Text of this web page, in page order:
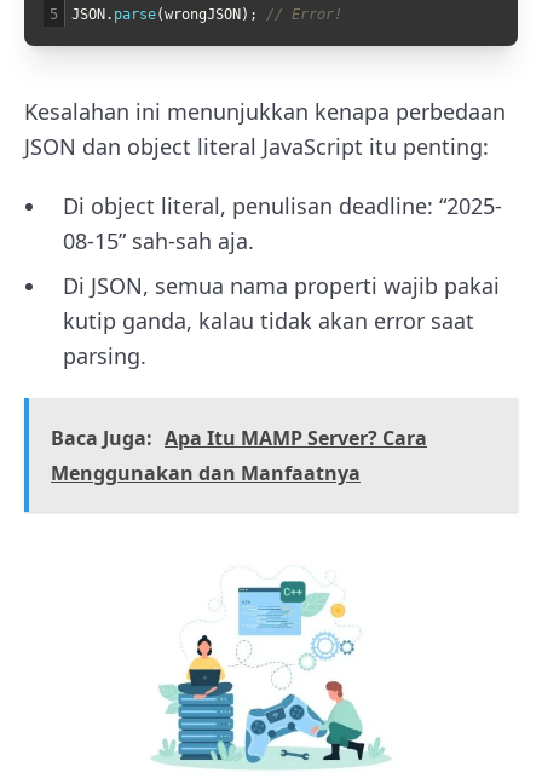
5
JSON. parse(wrongJSON) ; // Error!
Kesalahan ini menunjukkan kenapa perbedaan
JSON dan object literal JavaScript itu penting:
Di object literal, penulisan deadline: “2025-
08-15” sah-sah aja.
Di JSON, semua nama properti wajib pakai
kutip ganda, kalau tidak akan error saat
parsing.
Baca Juga: Apa Itu MAMP Server? Cara
Menggunakan dan Manfaatnya